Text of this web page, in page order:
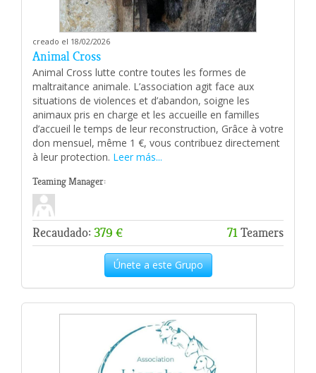
creado el 18/02/2026
Animal Cross
Animal Cross lutte contre toutes les formes de
maltraitance animale. L’association agit face aux
situations de violences et d’abandon, soigne les
animaux pris en charge et les accueille en familles
d’accueil le temps de leur reconstruction, Grâce à votre
don mensuel, même 1 €, vous contribuez directement
à leur protection. Leer más...
Teaming Manager:
Recaudado: 379 € 71Teamers
Únete a este Grupo